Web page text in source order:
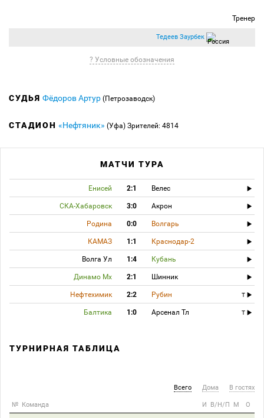
Тренер
Тедеев Заурбек
? Условные обозначения
СУДЬЯ Фёдоров Артур (Петрозаводск)
СТАДИОН «Нефтяник» (Уфа) Зрителей: 4814
МАТЧИ ТУРА
Енисей 2:1 Велес
СКА-Хабаровск 3:0 Акрон
Родина 0:0 Волгарь
КАМАЗ 1:1 Краснодар-2
Волга Ул 1:4 Кубань
Динамо Мх 2:1 Шинник
Нефтехимик 2:2 Рубин T
Балтика 1:0 Арсенал Тл T
ТУРНИРНАЯ ТАБЛИЦА
Всего Дома В гостях
№ Команда И В/Н/П М О